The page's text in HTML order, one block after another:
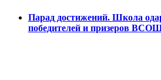
Парад достижений. Школа
победителей и призеров